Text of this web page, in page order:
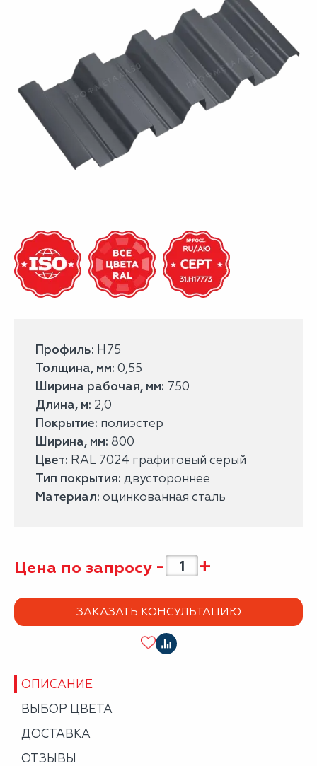
Профиль: Н75
Толщина, мм: 0,55
Ширина рабочая, мм: 750
Длина, м: 2,0
Покрытие: полиэстер
Ширина, мм: 800
Цвет: RAL 7024 графитовый серый
Тип покрытия: двустороннее
Материал: оцинкованная сталь
Цена по запросу - +
ЗАКАЗАТЬ КОНСУЛЬТАЦИЮ
ОПИСАНИЕ
ВЫБОР ЦВЕТА
ДОСТАВКА
ОТЗЫВЫ